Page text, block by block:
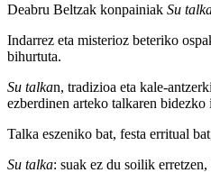
Deabru Beltzak konpainiak Su
Indarrez eta misterioz beteriko
bihurtuta.
Su talkan, tradizioa eta kale-
ezberdinen arteko talkaren
Talka eszeniko bat, festa erritual
Su talka: suak ez du soilik erretzen,